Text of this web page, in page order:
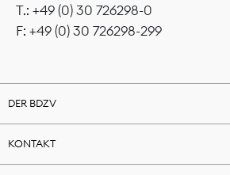
T.: +49 (0) 30 726298-0
F: +49 (0) 30 726298-299
DER BDZV
KONTAKT